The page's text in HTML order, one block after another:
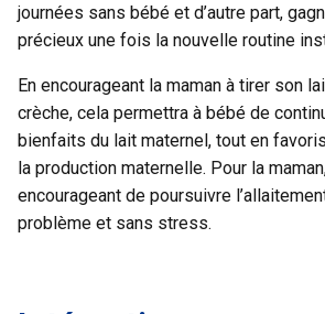
journées sans bébé et d’autre part,
précieux une fois la nouvelle routine
En encourageant la maman à tirer son
crèche, cela permettra à bébé de
bienfaits du lait maternel, tout en
la production maternelle. Pour la
encourageant de poursuivre
problème et sans stress.